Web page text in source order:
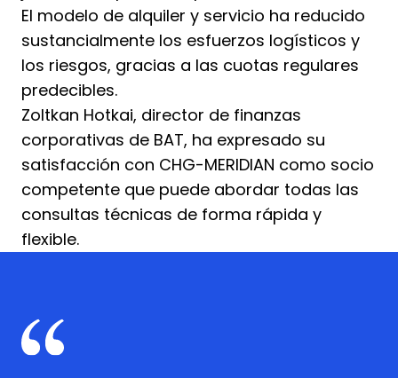
El modelo de alquiler y servicio ha reducido
sustancialmente los esfuerzos logísticos y
los riesgos, gracias a las cuotas regulares
predecibles.
Zoltkan Hotkai, director de finanzas
corporativas de BAT, ha expresado su
satisfacción con CHG-MERIDIAN como socio
competente que puede abordar todas las
consultas técnicas de forma rápida y
flexible.